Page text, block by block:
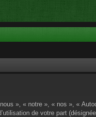
», « notre », « nos », «
de votre part